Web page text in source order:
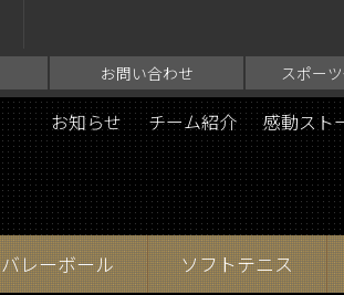
お問い合わせ スポー
お知らせ チーム紹介 感動スト
バレーボール ソフトテニス